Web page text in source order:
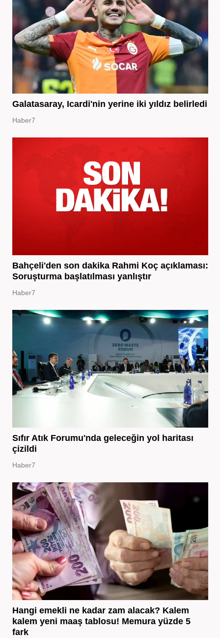
Galatasaray, Icardi'nin yerine iki yıldız belirledi
Haber7
Bahçeli'den son dakika Rahmi Koç açıklaması:
Soruşturma başlatılması yanlıştır
Haber7
Sıfır Atık Forumu'nda geleceğin yol haritası
çizildi
Haber7
Hangi emekli ne kadar zam alacak? Kalem
kalem yeni maaş tablosu! Memura yüzde 5
fark